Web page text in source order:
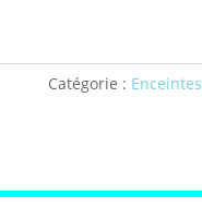
Catégorie : Enceintes